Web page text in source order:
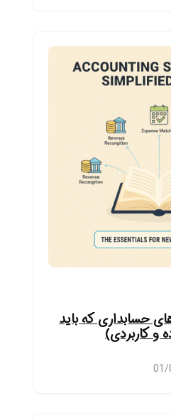
حسابداری که باید
و کاربردی)
01/